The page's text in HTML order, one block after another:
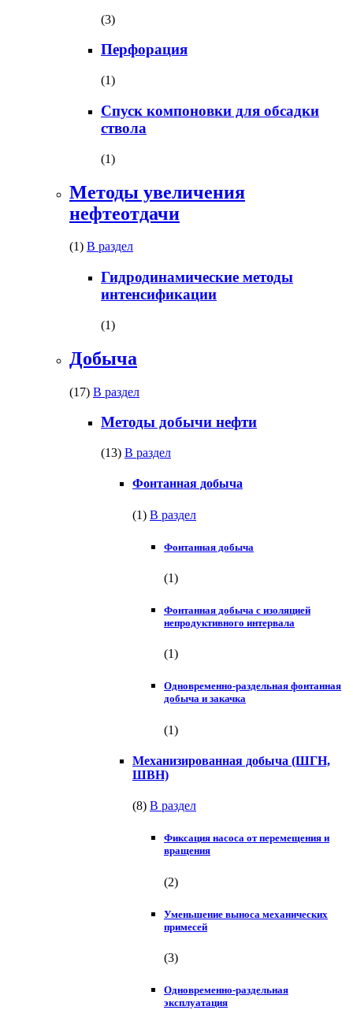
(3)
Перфорация
(1)
Спуск компоновки для обсадки
ствола
(1)
Методы увеличения
нефтеотдачи
(1) В раздел
Гидродинамические методы
интенсификации
(1)
Добыча
(17) В раздел
Методы добычи нефти
(13) В раздел
Фонтанная добыча
(1) В раздел
Фонтанная добыча
(1)
Фонтанная добыча с изоляцией
непродуктивного интервала
(1)
Одновременно-раздельная фонтанная
добыча и закачка
(1)
Механизированная добыча (ШГН,
ШВН)
(8) В раздел
Фиксация насоса от перемещения и
вращения
(2)
Уменьшение выноса механических
примесей
(3)
Одновременно-раздельная
эксплуатация